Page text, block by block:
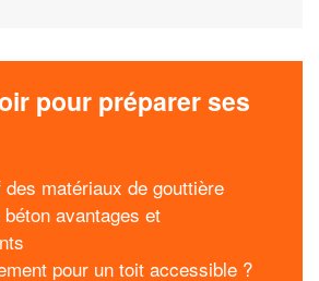
pour préparer ses
matériaux de gouttière
avantages et
pour un toit accessible ?